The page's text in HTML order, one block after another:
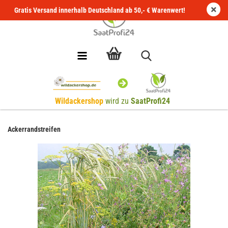
Wildackershop wird zu SaatProfi24
Gratis Versand innerhalb Deutschland ab 50,- € Warenwert!
Ackerrandstreifen